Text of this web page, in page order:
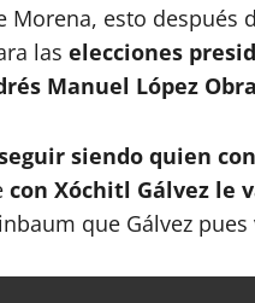
Morena, esto después
las elecciones
Manuel López
siendo quien
con Xóchitl Gálvez le
que Gálvez